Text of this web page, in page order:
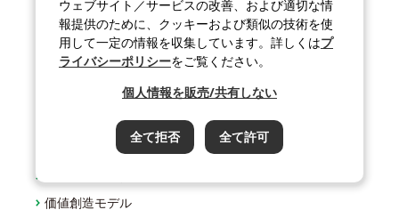
環境
社会
ガバナンス
事業活動を通じた社会課題の解決
サプライチェーンマネジメント
社会貢献活動
価値創造モデル
ウェブサイト／サービスの改善、および適切な情
報提供のために、クッキーおよび類似の技術を使
用して一定の情報を収集しています。詳しくはプ
ライバシーポリシーをご覧ください。
個人情報を販売/共有しない
全て拒否 全て許可